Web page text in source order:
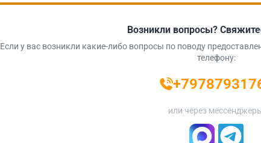
Возникли вопросы?
Если у вас возникли какие-либо вопросы по поводу
телефону:
или через